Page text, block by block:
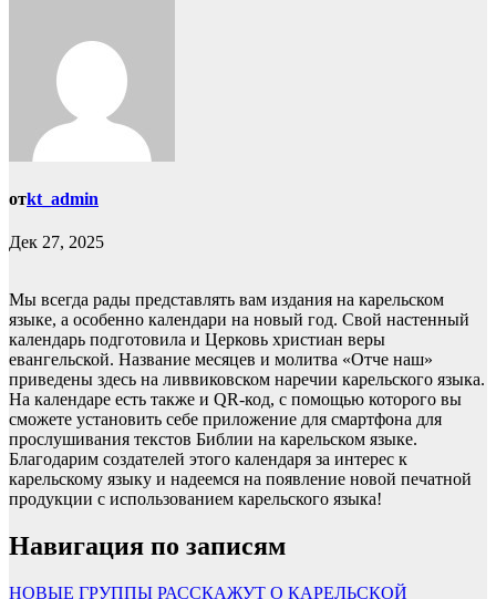
отkt_admin
Дек 27, 2025
Мы всегда рады представлять вам издания на карельском
языке, а особенно календари на новый год. Свой настенный
календарь подготовила и Церковь христиан веры
евангельской. Название месяцев и молитва «Отче наш»
приведены здесь на ливвиковском наречии карельского языка.
На календаре есть также и QR-код, с помощью которого вы
сможете установить себе приложение для смартфона для
прослушивания текстов Библии на карельском языке.
Благодарим создателей этого календаря за интерес к
карельскому языку и надеемся на появление новой печатной
продукции с использованием карельского языка!
Навигация по записям
НОВЫЕ ГРУППЫ РАССКАЖУТ О КАРЕЛЬСКОЙ